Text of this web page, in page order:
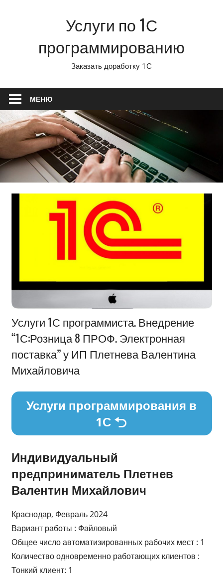
Услуги по 1С
программированию
Заказать доработку 1С
МЕНЮ
Информация
Услуги 1С программиста. Внедрение
“1С:Розница 8 ПРОФ. Электронная
поставка” у ИП Плетнева Валентина
Михайловича
Услуги программирования в
1С
Индивидуальный
предприниматель Плетнев
Валентин Михайлович
Краснодар, Февраль 2024
Вариант работы : Файловый
Общее число автоматизированных рабочих мест : 1
Количество одновременно работающих клиентов :
Тонкий клиент: 1